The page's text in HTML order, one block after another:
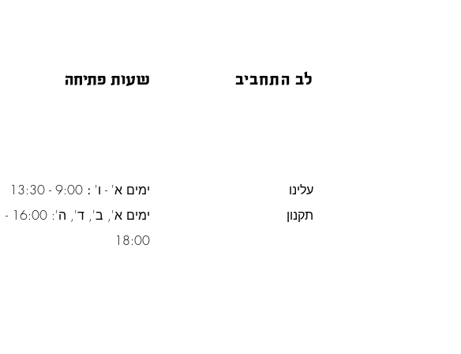
שעות פתיחה לב התחביב
ימים א' - ו' :
ימים א', ב', ד', ה': 16:00 -
18:00
עלינו
תקנון